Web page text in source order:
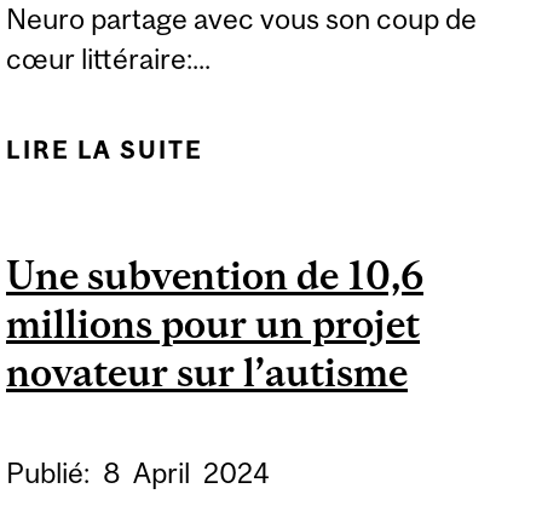
Neuro partage avec vous son coup de
cœur littéraire:...
LIRE LA SUITE
L'AUTISME
Une subvention de 10,6
millions pour un projet
novateur sur l’autisme
Publié: 8 April 2024